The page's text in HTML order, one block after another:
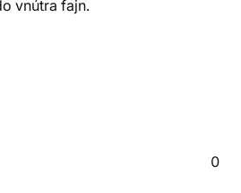
vnútra fajn.
0